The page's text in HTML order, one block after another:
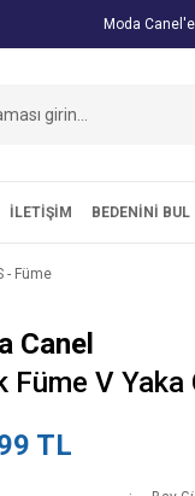
Moda
İLETİŞİM BEDENİNİ BUL
- Füme
Canel
Füme V
TL